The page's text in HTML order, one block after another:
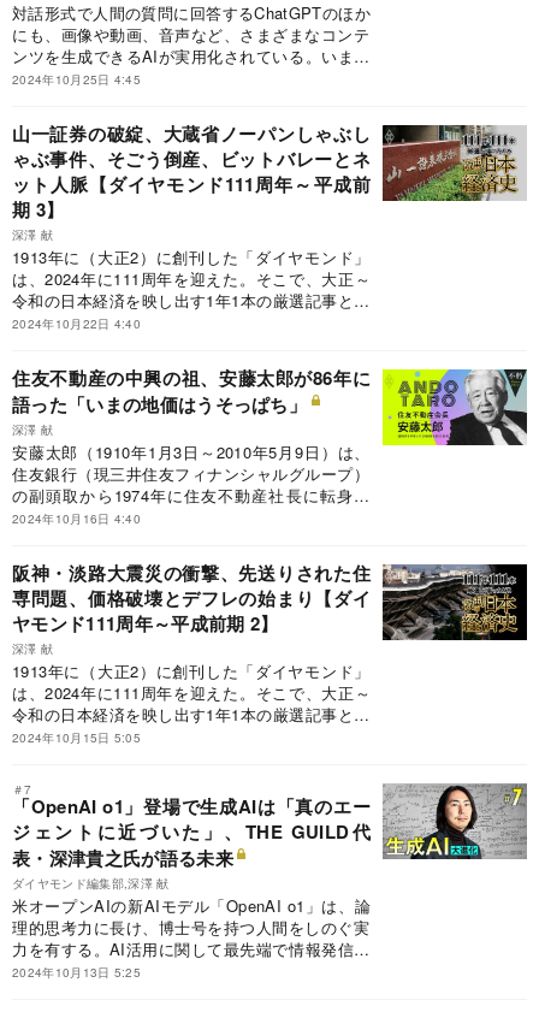
対話形式で人間の質問に回答するChatGPTのほか
にも、画像や動画、音声など、さまざまなコンテ
ンツを生成できるAIが実用化されている。いまや
あらゆるものが自動ででき、しかも日々進化中
た。
2024年10月25日 4:45
山一証券の破綻、大蔵省ノーパンしゃぶし
ゃぶ事件、そごう倒産、ビットバレーとネ
ット人脈【ダイヤモンド111周年～平成前
期 3】
深澤 献
1913年に（大正2）に創刊した「ダイヤモンド」
は、2024年に111周年を迎えた。そこで、大正～
令和の日本経済を映し出す1年1本の厳選記事と、
その解説で激動の日本経済史をたどる「111年111
～2000年までの4年間だ。
2024年10月22日 4:40
住友不動産の中興の祖、安藤太郎が86年に
語った「いまの地価はうそっぱち」
深澤 献
安藤太郎（1910年1月3日～2010年5月9日）は、
住友銀行（現三井住友フィナンシャルグループ）
の副頭取から1974年に住友不動産社長に転身し
た。住友銀行時代は、頭取を19年務めて「住銀の
の引退を受け、次期頭取レースに敗れた結果だっ
たという。しかし、三井不動産、三菱地所の財閥
系不動産デベロッパーの中で最後発だった住友不
動産を大きく飛躍させ、「中興の祖」とまで呼ば
れる存在となった。
2024年10月16日 4:40
阪神・淡路大震災の衝撃、先送りされた住
専問題、価格破壊とデフレの始まり【ダイ
ヤモンド111周年～平成前期 2】
深澤 献
1913年に（大正2）に創刊した「ダイヤモンド」
は、2024年に111周年を迎えた。そこで、大正～
令和の日本経済を映し出す1年1本の厳選記事と、
その解説で激動の日本経済史をたどる「111年111
2024年10月15日 5:05
＃7
「OpenAI o1」登場で生成AIは「真のエー
ジェントに近づいた」、THE GUILD代
表・深津貴之氏が語る未来
ダイヤモンド編集部,深澤 献
米オープンAIの新AIモデル「OpenAI o1」は、論
理的思考力に長け、博士号を持つ人間をしのぐ実
力を有する。AI活用に関して最先端で情報発信や
コンサルティングを行うTHE GUILD代表の深津
2024年10月13日 5:25